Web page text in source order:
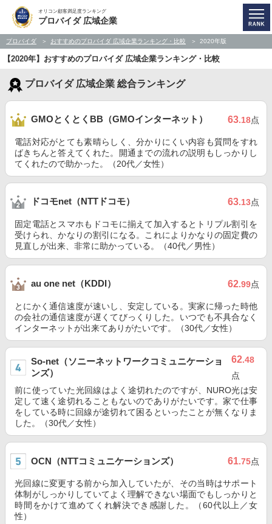
オリコン顧客満足度ランキング
プロバイダ 広域企業
プロバイダ おすすめのプロバイダ 広域企業ランキング・比較 2020年版
【2020年】おすすめのプロバイダ 広域企業ランキング・比較
プロバイダ 広域企業 総合ランキング
GMOとくとくBB（GMOインターネット） 63.18点
電話対応がとても素晴らしく、分かりにくい内容も質問をすれ
ばきちんと答えてくれた。開通までの流れの説明もしっかりし
てくれたので助かった。（20代／女性）
ドコモnet（NTTドコモ） 63.13点
固定電話とスマホもドコモに揃えて加入するとトリプル割引を
受けられ、かなりの割引になる。これによりかなりの固定費の
見直しが出来、非常に助かっている。（40代／男性）
au one net（KDDI） 62.99点
とにかく通信速度が速いし、安定している。実家に帰った時他
の会社の通信速度が遅くてびっくりした。いつでも不具合なく
インターネットが出来てありがたいです。（30代／女性）
So-net（ソニーネットワークコミュニケーショ
ンズ）
62.48
点
前に使っていた光回線はよく途切れたのですが、NURO光は安
定して速く途切れることもないのでありがたいです。家で仕事
をしている時に回線が途切れて困るといったことが無くなりま
した。（30代／女性）
OCN（NTTコミュニケーションズ） 61.75点
光回線に変更する前から加入していたが、その当時はサポート
体制がしっかりしていてよく理解できない場面でもしっかりと
時間をかけて進めてくれ解決でき感謝した。（60代以上／女
性）